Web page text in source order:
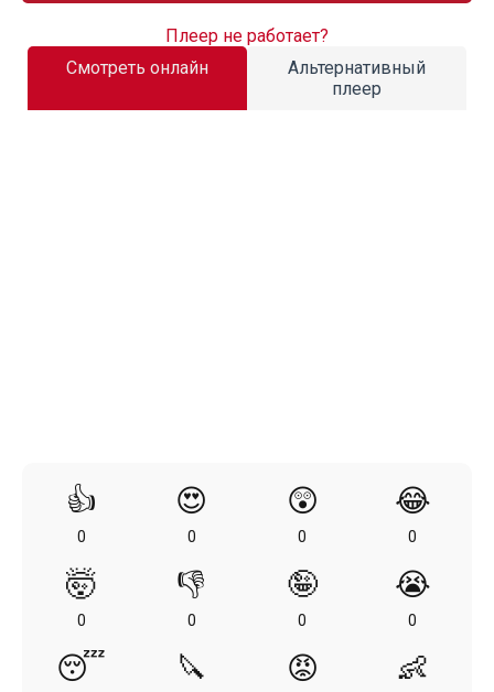
Смотреть онлайн
Альтернативный
плеер
Плеер не работает?
👍
0
😍
0
😲
0
😂
0
🤯
0
👎
0
🤪
0
😭
0
😴 🔪 😡 👶